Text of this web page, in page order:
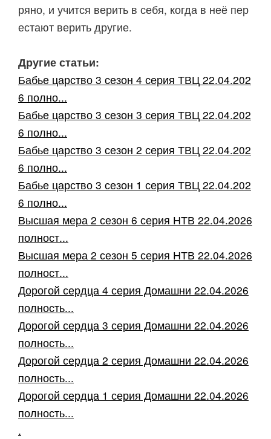
ряно, и учится верить в себя, когда в неё пер
естают верить другие.
Другие статьи:
Бабье царство 3 сезон 4 серия ТВЦ 22.04.202
6 полно...
Бабье царство 3 сезон 3 серия ТВЦ 22.04.202
6 полно...
Бабье царство 3 сезон 2 серия ТВЦ 22.04.202
6 полно...
Бабье царство 3 сезон 1 серия ТВЦ 22.04.202
6 полно...
Высшая мера 2 сезон 6 серия НТВ 22.04.2026
полност...
Высшая мера 2 сезон 5 серия НТВ 22.04.2026
полност...
Дорогой сердца 4 серия Домашни 22.04.2026
полность...
Дорогой сердца 3 серия Домашни 22.04.2026
полность...
Дорогой сердца 2 серия Домашни 22.04.2026
полность...
Дорогой сердца 1 серия Домашни 22.04.2026
полность...
.